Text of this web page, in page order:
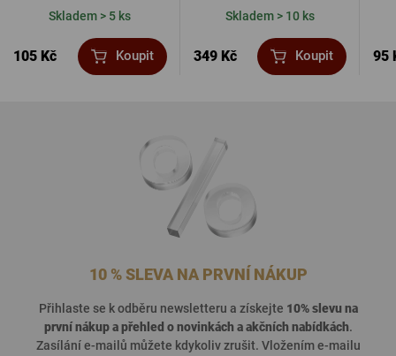
Skladem > 5 ks
105 Kč Koupit
Skladem > 10 ks
349 Kč Koupit 95
10 % SLEVA NA PRVNÍ NÁKUP
Přihlaste se k odběru newsletteru a získejte 10% slevu na
první nákup a přehled o novinkách a akčních nabídkách.
Zasílání e-mailů můžete kdykoliv zrušit. Vložením e-mailu